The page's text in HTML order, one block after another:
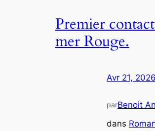
Premier
mer Rouge.
Avr 21, 2026
parBenoit
dans